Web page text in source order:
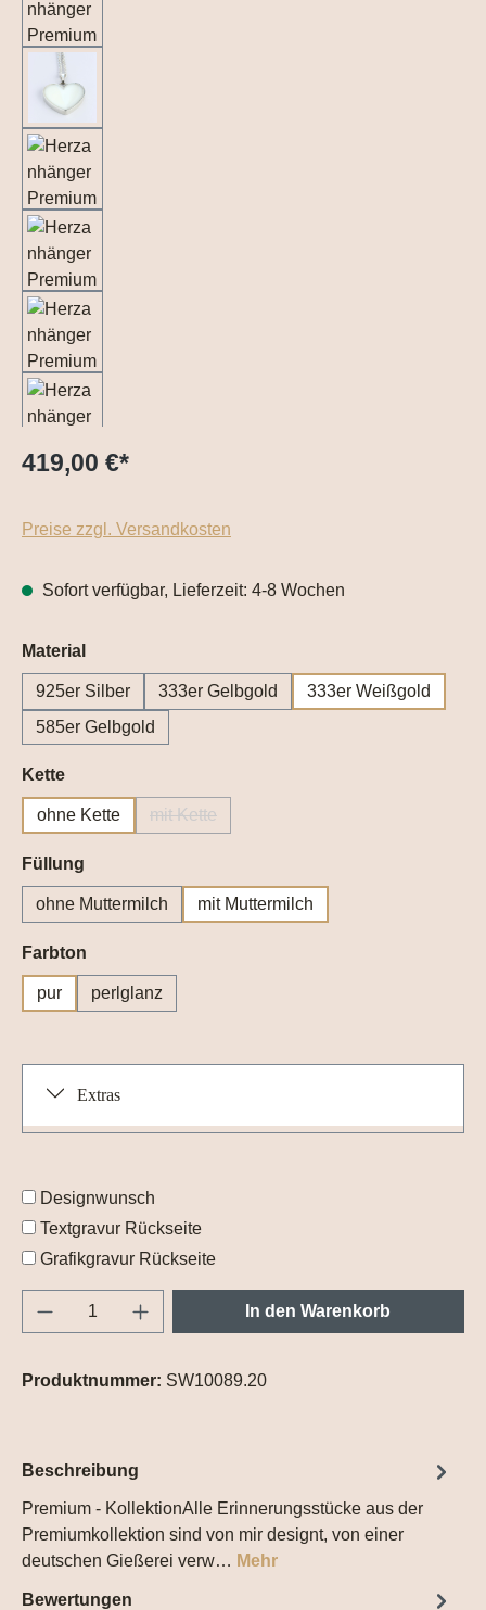
419,00 €*
Preise zzgl. Versandkosten
Sofort verfügbar, Lieferzeit: 4-8 Wochen
Materialauswählen
925er Silber 333er Gelbgold
333er Weißgold
585er Gelbgold
Ketteauswählen
ohne Kette mit Kette
Füllung
ohne Muttermilch mit Muttermilch
Farbton
pur perlglanz
Extras
Designwunsch
Textgravur Rückseite
Grafikgravur Rückseite
Produkt Anzahl: Gib den gewünschten
In den Warenkorb
Produktnummer: SW10089.20
Beschreibung
Premium - KollektionAlle Erinnerungsstücke aus der
Premiumkollektion sind von mir designt, von einer
deutschen Gießerei verw… Mehr
Bewertungen